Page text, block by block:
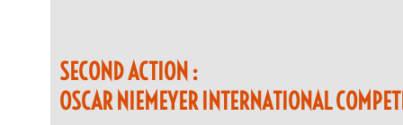
SECOND ACTION :
OSCAR NIEMEYER INTERNATIONAL